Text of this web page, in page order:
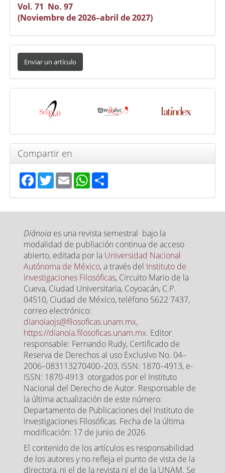
Vol. 71 No. 97
(Noviembre de 2026–abril de 2027)
Enviar
artículo
Enviar un artículo
Indexada
Compartir en
Facebook
TwitterEmailWhatsApp
Share
Diánoia es una revista semestral bajo la
modalidad de publiación continua de acceso
abierto, editada por la Universidad Nacional
Autónoma de México, a través del Instituto de
Investigaciones Filosóficas, Circuito Mario de la
Cueva, Ciudad Universitaria, Coyoacán, C.P.
04510, Ciudad de México, teléfono 5622 7437,
correo electrónico:
dianoiaojs@filosoficas.unam.mx,
https://dianoia.filosoficas.unam.mx. Editor
responsable: Fernando Rudy, Certificado de
Reserva de Derechos al uso Exclusivo No. 04–
2006–083113270400–203, ISSN: 1870–4913, e-
ISSN: 1870-4913 otorgados por el Instituto
Nacional del Derecho de Autor. Responsable de
la última actualización de este número:
Departamento de Publicaciones del Instituto de
Investigaciones Filosóficas. Fecha de la última
modificación: 17 de junio de 2026.
El contenido de los artículos es responsabilidad
de los autores y no refleja el punto de vista de la
directora, ni el de la revista ni el de la UNAM. Se